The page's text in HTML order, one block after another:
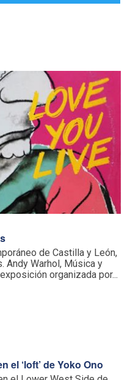
de Castilla y León,
Andy Warhol, Música y
organizada por...
el ‘loft’ de Yoko Ono